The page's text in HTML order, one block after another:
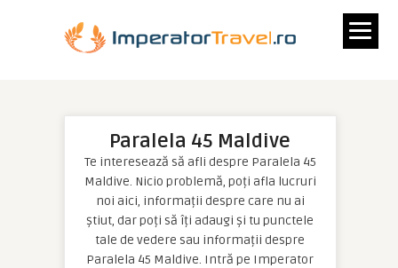
Paralela 45 Maldive
Te interesează să afli despre Paralela 45
Maldive. Nicio problemă, poți afla lucruri
noi aici, informații despre care nu ai
știut, dar poți să îți adaugi și tu punctele
tale de vedere sau informații despre
Paralela 45 Maldive. Intră pe Imperator